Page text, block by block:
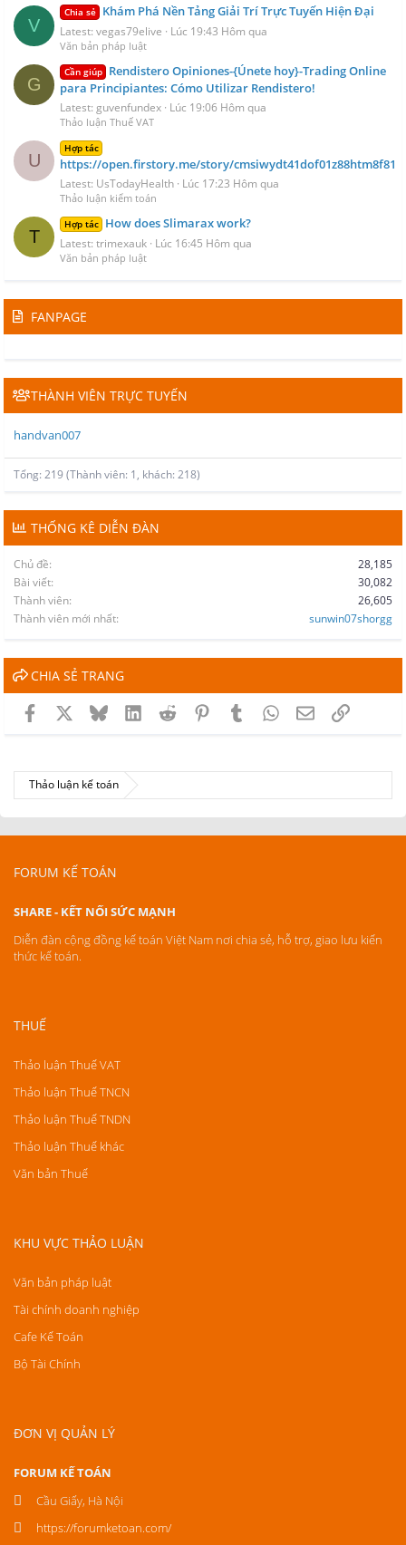
V
Chia sẻ Khám Phá Nền Tảng Giải Trí Trực Tuyến Hiện Đại
Latest: vegas79elive Lúc 19:43 Hôm qua
Văn bản pháp luật
G
Cần giúp Rendistero Opiniones-{Únete hoy}-Trading Online
para Principiantes: Cómo Utilizar Rendistero!
Latest: guvenfundex Lúc 19:06 Hôm qua
Thảo luận Thuế VAT
U
Hợp tác
https://open.firstory.me/story/cmsiwydt41dof01z88htm8f81
Latest: UsTodayHealth Lúc 17:23 Hôm qua
Thảo luận kiểm toán
T
Hợp tác How does Slimarax work?
Latest: trimexauk Lúc 16:45 Hôm qua
Văn bản pháp luật
FANPAGE
THÀNH VIÊN TRỰC TUYẾN
handvan007
Tổng: 219 (Thành viên: 1, khách: 218)
THỐNG KÊ DIỄN ĐÀN
Chủ đề
28,185
Bài viết
30,082
Thành viên
26,605
Thành viên mới nhất
sunwin07shorgg
CHIA SẺ TRANG
Facebook BlueskyLinkedInReddit PinterestTumblrWhatsApp
EmailLink
Thảo luận kế toán
FORUM KẾ TOÁN
SHARE - KẾT NỐI SỨC MẠNH
Diễn đàn cộng đồng kế toán Việt Nam nơi chia sẻ, hỗ trợ, giao lưu kiến
thức kế toán.
THUẾ
Thảo luận Thuế VAT
Thảo luận Thuế TNCN
Thảo luận Thuế TNDN
Thảo luận Thuế khác
Văn bản Thuế
KHU VỰC THẢO LUẬN
Văn bản pháp luật
Tài chính doanh nghiệp
Cafe Kế Toán
Bộ Tài Chính
ĐƠN VỊ QUẢN LÝ
FORUM KẾ TOÁN
Cầu Giấy, Hà Nội
https://forumketoan.com/